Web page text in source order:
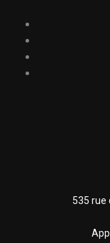
535 rue